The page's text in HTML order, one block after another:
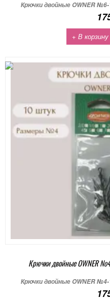
Крючки двойные OWNER
+ В корзину
Крючки двойные OWNER
Крючки двойные OWNER